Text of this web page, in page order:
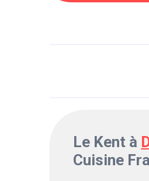
Le Kent à
Cuisine